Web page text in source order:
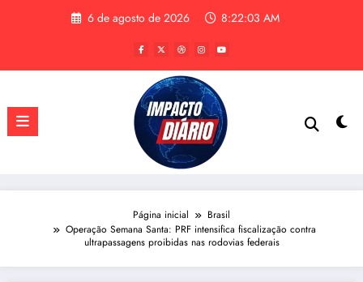
6 de agosto de 2026 8:22:03 AM
Página inicial
Brasil
Operação Semana Santa: PRF intensifica fiscalização contra
ultrapassagens proibidas nas rodovias federais